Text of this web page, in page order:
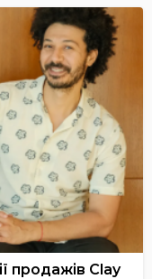
продажів Clay